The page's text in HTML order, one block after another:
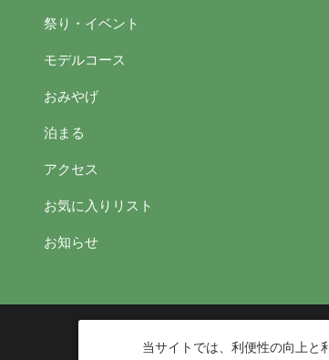
祭り・イベント
モデルコース
おみやげ
泊まる
アクセス
お気に入りリスト
お知らせ
〒
当サイトでは、利便性の向上と